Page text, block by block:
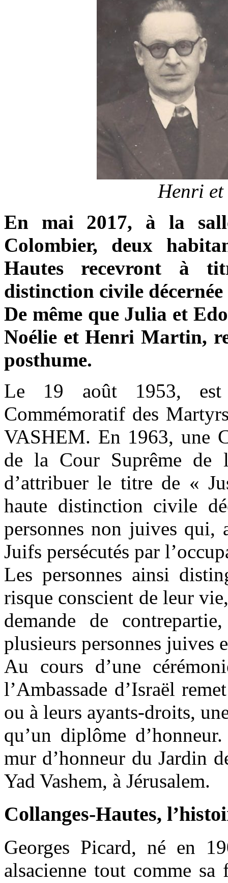
Henri
En mai 2017, à la
Colombier, deux
Hautes recevront à
distinction civile
De même que Julia et
Noélie et Henri Martin,
posthume.
Le 19 août 1953, est
Commémoratif des
VASHEM. En 1963, une
de la Cour Suprême de
d’attribuer le titre de «
haute distinction civile
personnes non juives
Juifs persécutés par
Les personnes ainsi
risque conscient de leur
demande de
plusieurs personnes juives
Au cours d’une
l’Ambassade d’Israël
ou à leurs ayants-droits,
qu’un diplôme
mur d’honneur du Jardin
Yad Vashem, à Jérusalem.
Collanges-Hautes,
Georges Picard, né en
alsacienne tout comme